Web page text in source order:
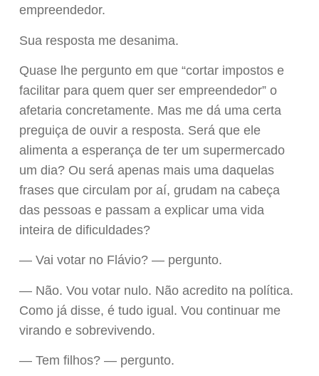
empreendedor.
Sua resposta me desanima.
Quase lhe pergunto em que “cortar impostos e
facilitar para quem quer ser empreendedor” o
afetaria concretamente. Mas me dá uma certa
preguiça de ouvir a resposta. Será que ele
alimenta a esperança de ter um supermercado
um dia? Ou será apenas mais uma daquelas
frases que circulam por aí, grudam na cabeça
das pessoas e passam a explicar uma vida
inteira de dificuldades?
— Vai votar no Flávio? — pergunto.
— Não. Vou votar nulo. Não acredito na política.
Como já disse, é tudo igual. Vou continuar me
virando e sobrevivendo.
— Tem filhos? — pergunto.